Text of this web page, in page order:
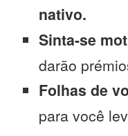
nativo.
Sinta-se
darão
Folhas de
para você